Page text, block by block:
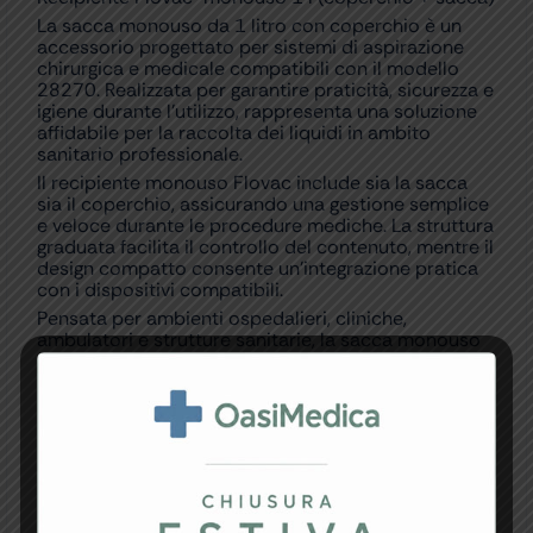
La sacca monouso da 1 litro con coperchio è un
accessorio progettato per sistemi di aspirazione
chirurgica e medicale compatibili con il modello
28270. Realizzata per garantire praticità, sicurezza e
igiene durante l’utilizzo, rappresenta una soluzione
affidabile per la raccolta dei liquidi in ambito
sanitario professionale.
Il recipiente monouso Flovac include sia la sacca
sia il coperchio, assicurando una gestione semplice
e veloce durante le procedure mediche. La struttura
graduata facilita il controllo del contenuto, mentre il
design compatto consente un’integrazione pratica
con i dispositivi compatibili.
Pensata per ambienti ospedalieri, cliniche,
ambulatori e strutture sanitarie, la sacca monouso
aiuta a mantenere elevati standard igienici
riducendo il rischio di contaminazione. L’utilizzo
monouso permette infatti una sostituzione rapida e
sicura dopo ogni impiego.
applicazioni mediche e chirurgiche che richiedono
affidabilità e semplicità operativa.